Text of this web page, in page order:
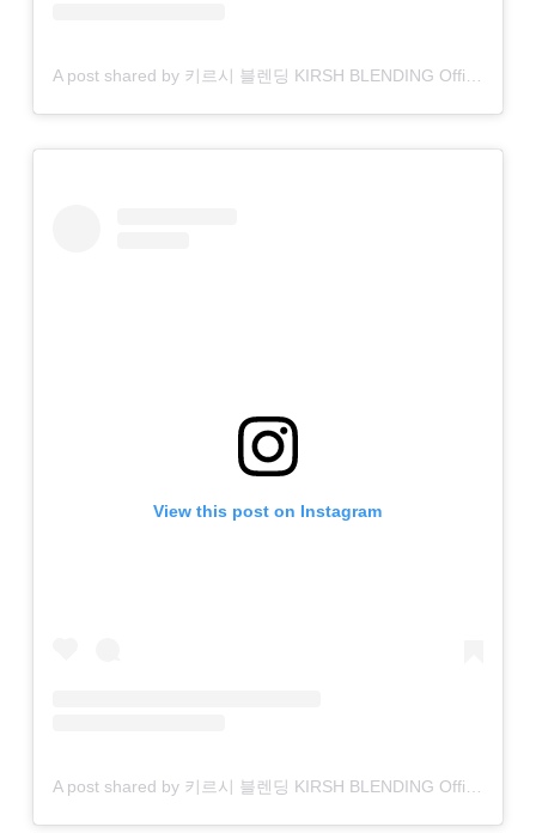
View this post on Instagram
A post shared by 키르시 블렌딩 KIRSH BLENDING Official (@kirsh_blending)